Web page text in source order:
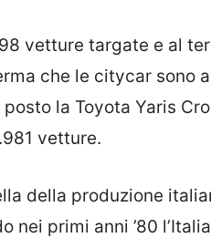
vetture targate e al
che le citycar sono
la Toyota Yaris
vetture.
della produzione
nei primi anni ’80